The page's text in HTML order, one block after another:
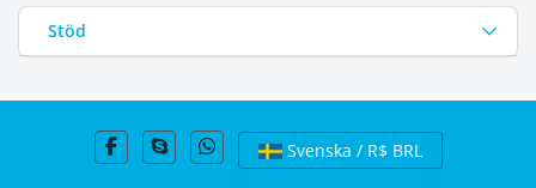
Stöd
Svenska / R$ BRL